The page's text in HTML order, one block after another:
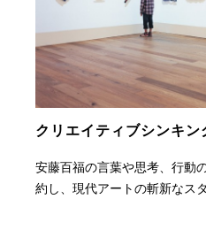
クリエイティブシンキン
安藤百福の言葉や思考、行動
約し、現代アートの斬新なス